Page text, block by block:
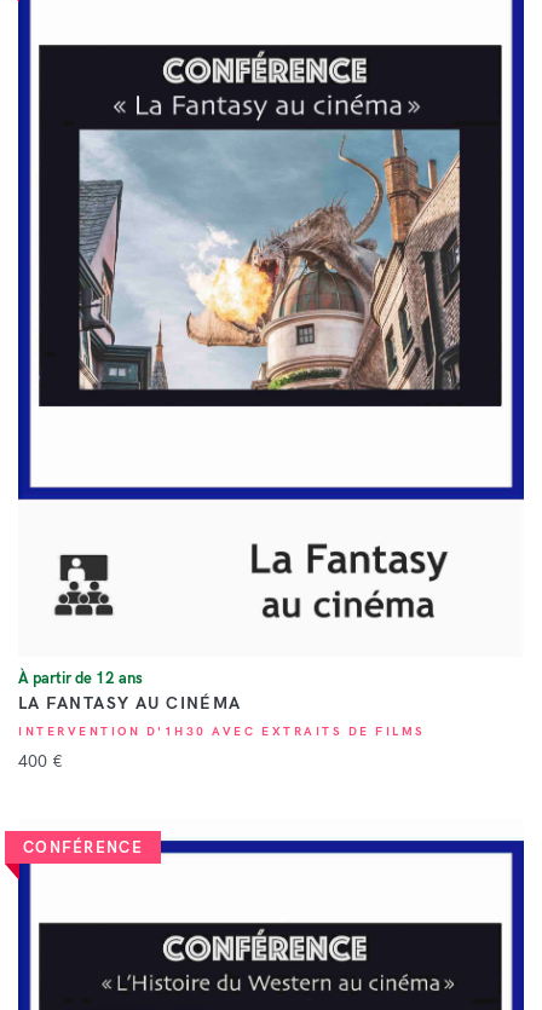
VOIR
À partir de 12 ans
LA FANTASY AU CINÉMA
INTERVENTION D'1H30 AVEC EXTRAITS DE FILMS
400 €
CONFÉRENCE